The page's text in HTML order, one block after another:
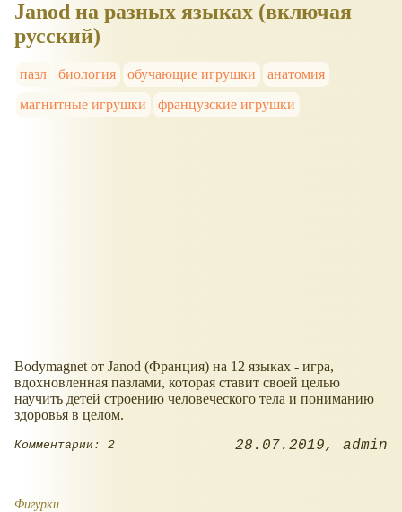
Janod на разных языках (включая
русский)
пазл биология обучающие игрушки
анатомия
магнитные игрушки
французские игрушки
Bodymagnet от Janod (Франция) на 12 языках - игра,
вдохновленная пазлами, которая ставит своей целью
научить детей строению человеческого тела и пониманию
здоровья в целом.
Комментарии: 2 28.07.2019 admin
Фигурки